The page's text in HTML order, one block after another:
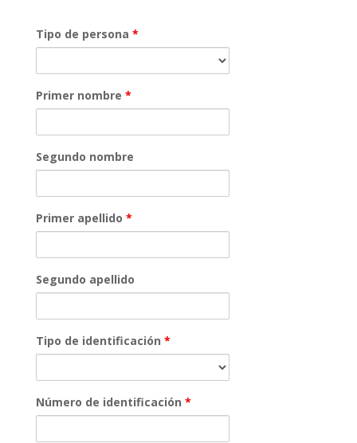
Tipo de persona *
Primer nombre *
Segundo nombre
Primer apellido *
Segundo apellido
Tipo de identificación *
Número de identificación *